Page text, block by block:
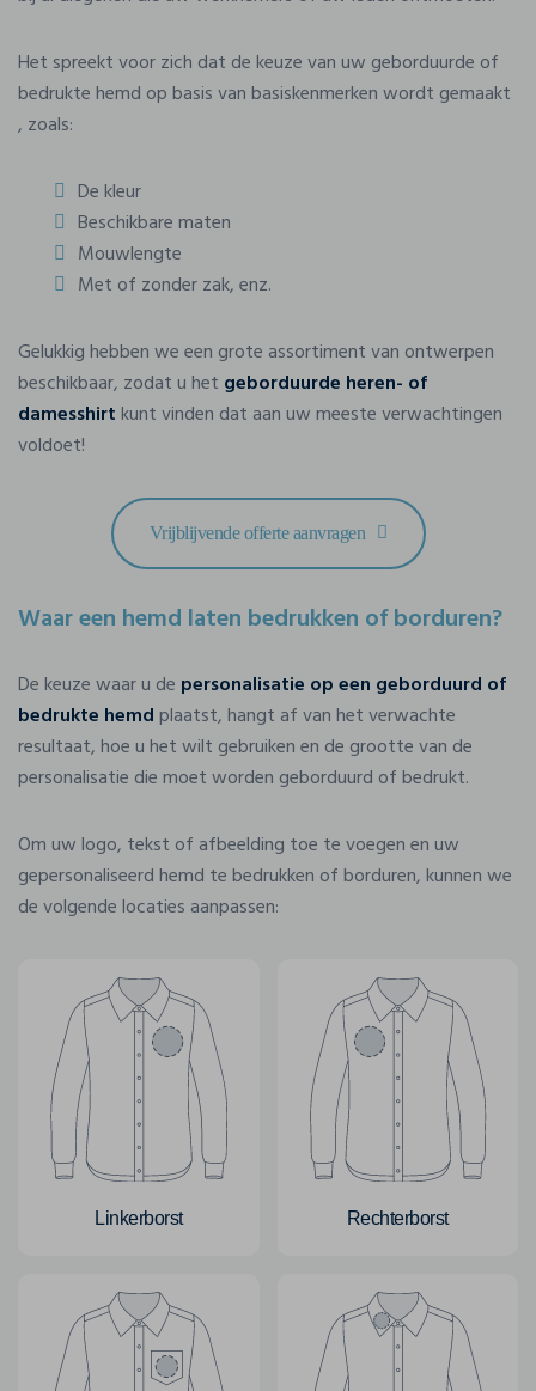
Het spreekt voor zich dat de keuze van uw geborduurde of
bedrukte hemd op basis van basiskenmerken wordt gemaakt
, zoals:
De kleur
Beschikbare maten
Mouwlengte
Met of zonder zak, enz.
Gelukkig hebben we een grote assortiment van ontwerpen
beschikbaar, zodat u het geborduurde heren- of
damesshirtkunt vinden dat aan uw meeste verwachtingen
voldoet!
Vrijblijvende offerte aanvragen
Waar een hemd laten bedrukken of borduren?
De keuze waar u de personalisatie op een geborduurd of
bedrukte hemdplaatst, hangt af van het verwachte
resultaat, hoe u het wilt gebruiken en de grootte van de
personalisatie die moet worden geborduurd of bedrukt.
Om uw logo, tekst of afbeelding toe te voegen en uw
gepersonaliseerd hemd te bedrukken of borduren, kunnen we
de volgende locaties aanpassen:
Linkerborst Rechterborst